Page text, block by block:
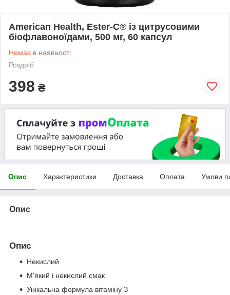
American Health, Ester-C® із цитрусовими
біофлавоноїдами, 500 мг, 60 капсул
Немає в наявності
Роздріб
398 ₴
Опис Характеристики Доставка Оплата Умови
Опис
Опис
Некислий
М'який і некислий смак
Унікальна формула вітаміну З